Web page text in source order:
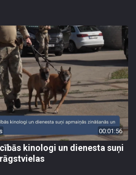
00:01:56
kinologi un dienesta suņi